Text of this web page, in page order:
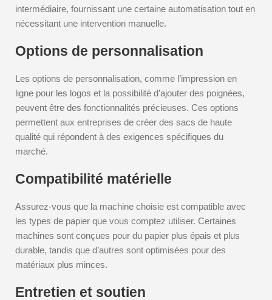
intermédiaire, fournissant une certaine automatisation tout en
nécessitant une intervention manuelle.
Options de personnalisation
Les options de personnalisation, comme l’impression en
ligne pour les logos et la possibilité d’ajouter des poignées,
peuvent être des fonctionnalités précieuses. Ces options
permettent aux entreprises de créer des sacs de haute
qualité qui répondent à des exigences spécifiques du
marché.
Compatibilité matérielle
Assurez-vous que la machine choisie est compatible avec
les types de papier que vous comptez utiliser. Certaines
machines sont conçues pour du papier plus épais et plus
durable, tandis que d’autres sont optimisées pour des
matériaux plus minces.
Entretien et soutien